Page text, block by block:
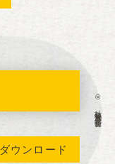
ダウンロード
© 社会福祉法人 裕愛会